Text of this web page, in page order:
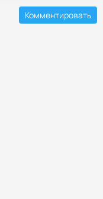
Комментировать